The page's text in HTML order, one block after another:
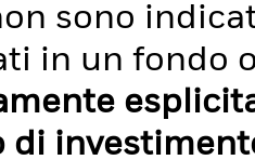
sono
in un fondo
di